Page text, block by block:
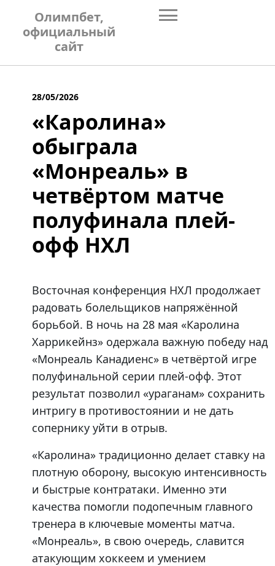
content
Олимпбет,
официальный
сайт
28/05/2026
«Каролина»
обыграла
«Монреаль» в
четвёртом матче
полуфинала плей-
офф НХЛ
Восточная конференция НХЛ продолжает
радовать болельщиков напряжённой
борьбой. В ночь на 28 мая «Каролина
Харрикейнз» одержала важную победу над
«Монреаль Канадиенс» в четвёртой игре
полуфинальной серии плей-офф. Этот
результат позволил «ураганам» сохранить
интригу в противостоянии и не дать
сопернику уйти в отрыв.
«Каролина» традиционно делает ставку на
плотную оборону, высокую интенсивность
и быстрые контратаки. Именно эти
качества помогли подопечным главного
тренера в ключевые моменты матча.
«Монреаль», в свою очередь, славится
атакующим хоккеем и умением